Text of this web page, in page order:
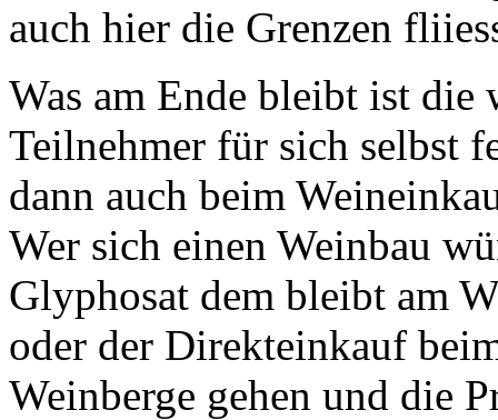
auch hier die Grenzen
Was am Ende bleibt ist die
Teilnehmer für sich selbst
dann auch beim
Wer sich einen Weinbau
Glyphosat dem bleibt am
oder der Direkteinkauf
Weinberge gehen und die